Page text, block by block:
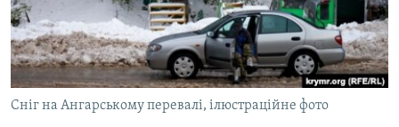
ВІДЕОУРОКИ «ELIFBE»
СВІДЧЕННЯ ОКУПАЦІЇ
УКРАЇНСЬКА ПРОБЛЕМА КРИМУ
ІНФОГРАФІКА
Русский
Qırımtatar
ДОЛУЧАЙСЯ!
Сніг на Ангарському перевалі, ілюстраційне фото